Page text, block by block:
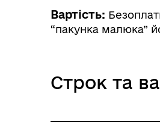
Вартість:
“пакунка малюка”
Строк та